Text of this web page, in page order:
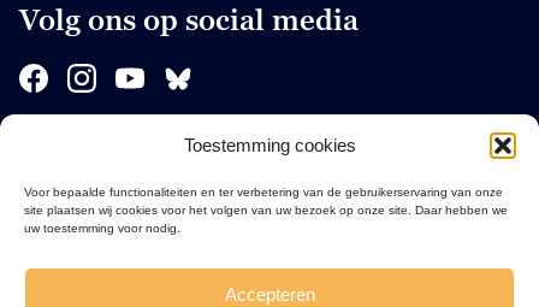
Toestemming cookies
Voor bepaalde functionaliteiten en ter verbetering van de gebruikerservaring van onze
site plaatsen wij cookies voor het volgen van uw bezoek op onze site. Daar hebben we
uw toestemming voor nodig.
Accepteren
Volg ons op social media